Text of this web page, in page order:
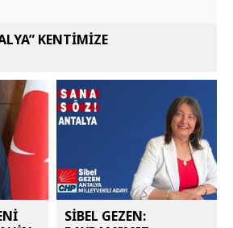
KENTİMİZE
SİBEL GEZEN: